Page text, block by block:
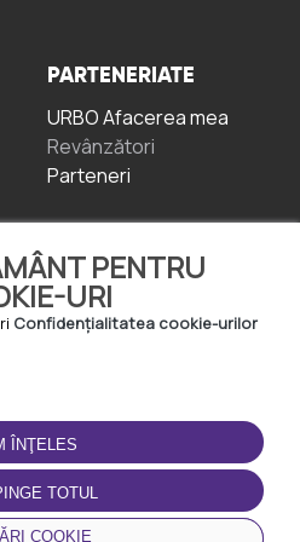
PENTRU
URI
Confidențialitatea cookie-urilor
ÎNŢELES
TOTUL
COOKIE
PARTENERIATE
URBO Afacerea mea
Revânzători
Parteneri
DESCĂRCAȚI
APLICAȚIA